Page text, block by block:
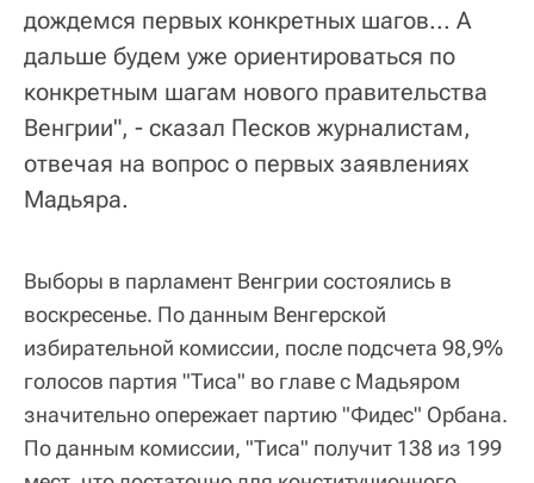
дождемся первых конкретных шагов... А
дальше будем уже ориентироваться по
конкретным шагам нового правительства
Венгрии", - сказал Песков журналистам,
отвечая на вопрос о первых заявлениях
Мадьяра.
Выборы в парламент Венгрии состоялись в
воскресенье. По данным Венгерской
избирательной комиссии, после подсчета 98,9%
голосов партия "Тиса" во главе с Мадьяром
значительно опережает партию "Фидес" Орбана.
По данным комиссии, "Тиса" получит 138 из 199